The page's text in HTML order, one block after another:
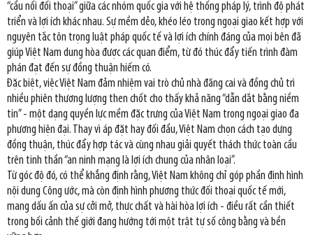
“cầu nối đối thoại” giữa các nhóm quốc gia với hệ thống pháp lý, trình độ phát
triển và lợi ích khác nhau. Sự mềm dẻo, khéo léo trong ngoại giao kết hợp với
nguyên tắc tôn trọng luật pháp quốc tế và lợi ích chính đáng của mọi bên đã
giúp Việt Nam dung hòa được các quan điểm, từ đó thúc đẩy tiến trình đàm
phán đạt đến sự đồng thuận hiếm có.
Đặc biệt, việc Việt Nam đảm nhiệm vai trò chủ nhà đăng cai và đồng chủ trì
nhiều phiên thương lượng then chốt cho thấy khả năng “dẫn dắt bằng niềm
tin” - một dạng quyền lực mềm đặc trưng của Việt Nam trong ngoại giao đa
phương hiện đại. Thay vì áp đặt hay đối đầu, Việt Nam chọn cách tạo dựng
đồng thuận, thúc đẩy hợp tác và cùng nhau giải quyết thách thức toàn cầu
trên tinh thần “an ninh mạng là lợi ích chung của nhân loại”.
Từ góc độ đó, có thể khẳng định rằng, Việt Nam không chỉ góp phần định hình
nội dung Công ước, mà còn định hình phương thức đối thoại quốc tế mới,
mang dấu ấn của sự cởi mở, thực chất và hài hòa lợi ích - điều rất cần thiết
trong bối cảnh thế giới đang hướng tới một trật tự số công bằng và bền